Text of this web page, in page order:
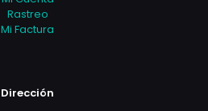
Rastreo
Mi Factura
Dirección